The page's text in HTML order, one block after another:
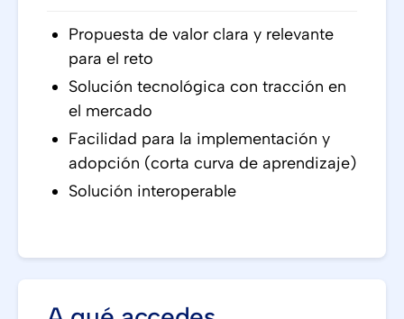
Propuesta de valor clara y relevante
para el reto
Solución tecnológica con tracción en
el mercado
Facilidad para la implementación y
adopción (corta curva de aprendizaje)
Solución interoperable